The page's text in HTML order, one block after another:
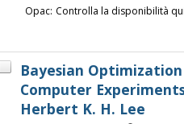
Opac: Controlla la disponibilità
Bayesian
Computer
Herbert K. H. Lee